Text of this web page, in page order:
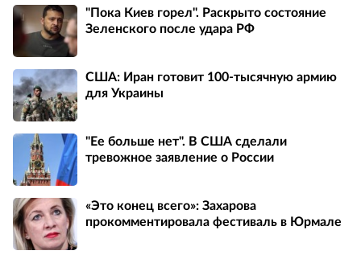
"Пока Киев горел". Раскрыто состояние
Зеленского после удара РФ
США: Иран готовит 100-тысячную армию
для Украины
"Ее больше нет". В США сделали
тревожное заявление о России
«Это конец всего»: Захарова
прокомментировала фестиваль в Юрмале